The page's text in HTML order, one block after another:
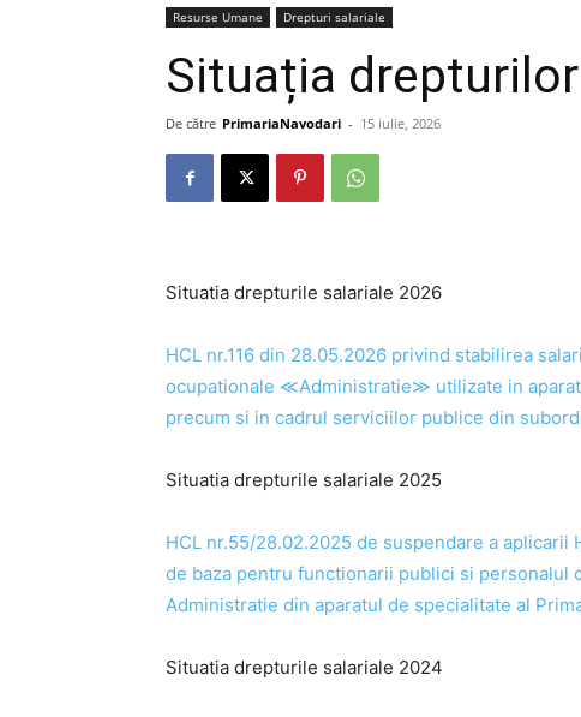
Resurse Umane Drepturi salariale
Situația
De către PrimariaNavodari - 15 iulie, 2026
Situatia drepturile salariale 2026
HCL nr.116 din 28.05.2026 privind stabilirea
ocupationale ≪Administratie≫ utilizate in
precum si in cadrul serviciilor publice din
Situatia drepturile salariale 2025
HCL nr.55/28.02.2025 de suspendare a
de baza pentru functionarii publici si personalul
Administratie din aparatul de specialitate al
Situatia drepturile salariale 2024